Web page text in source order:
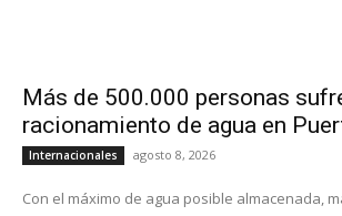
Más de 500.000 personas
racionamiento de agua en
Internacionales agosto 8, 2026
Con el máximo de agua posible almacenada,